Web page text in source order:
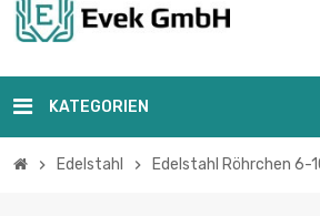
KATEGORIEN
chevron_right Edelstahl chevron_right Edelstahl Röhrchen 6-